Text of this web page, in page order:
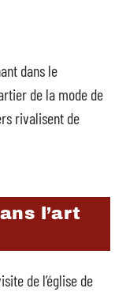
dans le
de la mode de
rivalisent de
l’art
de l’église de